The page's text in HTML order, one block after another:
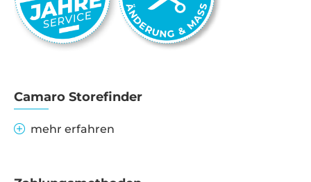
Camaro Storefinder
mehr erfahren